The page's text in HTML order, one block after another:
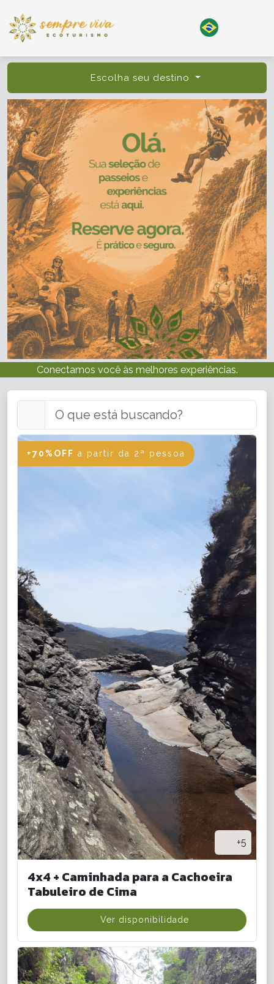
Escolha seu destino
Conectamos você às melhores experiências.
+70%OFF a partir da 2ª pessoa
+5
4x4 + Caminhada para a Cachoeira
Tabuleiro de Cima
Ver disponibilidade